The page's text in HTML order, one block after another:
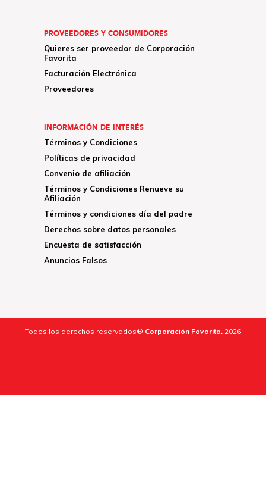
PROVEEDORES Y CONSUMIDORES
Quieres ser proveedor de Corporación
Favorita
Facturación Electrónica
Proveedores
INFORMACIÓN DE INTERÉS
Términos y Condiciones
Políticas de privacidad
Convenio de afiliación
Términos y Condiciones Renueve su
Afiliación
Términos y condiciones día del padre
Derechos sobre datos personales
Encuesta de satisfacción
Anuncios Falsos
Todos los derechos reservados® Corporación Favorita. 2026